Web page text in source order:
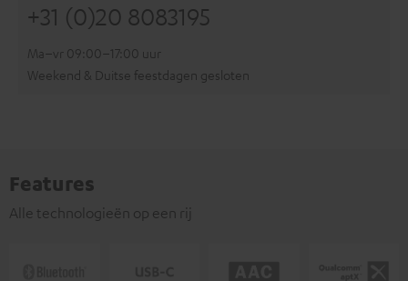
+31 (0)20 8083195
Ma–vr 09:00–17:00 uur
Weekend & Duitse feestdagen gesloten
Features
Alle technologieën op een rij